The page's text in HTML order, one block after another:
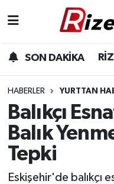
SON DAKİKA
HABERLER YURTTAN
Balıkçı
Balık
Tepki
Eskişehir'de balıkçı
Gündem
Yurttan
Ekonomi
Teknoloji
Rize Hava
Rize Trafik
Süper Lig Puan
Tüm Manşetler